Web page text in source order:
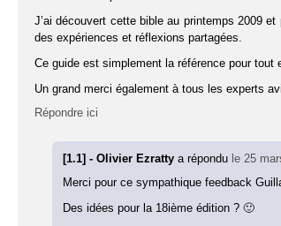
J’ai découvert cette bible au printemps 2009
des expériences et réflexions partagées.
Ce guide est simplement la référence pour
Un grand merci également à tous les experts
Répondre ici
[1.1] - Olivier Ezrattya répondu le 25
Merci pour ce sympathique feedback
Des idées pour la 18ième édition ? 🙂